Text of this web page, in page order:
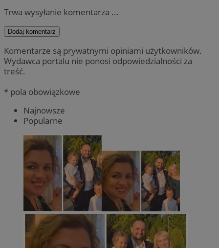
Trwa wysyłanie komentarza ...
Dodaj komentarz
Komentarze są prywatnymi opiniami użytkowników.
Wydawca portalu nie ponosi odpowiedzialności za
treść.
* pola obowiązkowe
Najnowsze
Popularne